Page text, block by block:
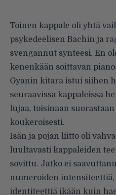
Toinen kappale oli yhtä
psykedeelisen Bachin ja
svengannut synteesi. En
kenenkään soittavan
Gyanin kitara istui siihen
seuraavissa kappaleissa
lujaa, toisinaan
koukeroisesti.
Isän ja pojan liitto oli
luultavasti kappaleiden
sovittu. Jatko ei
numeroiden
identiteettiä ikään kuin